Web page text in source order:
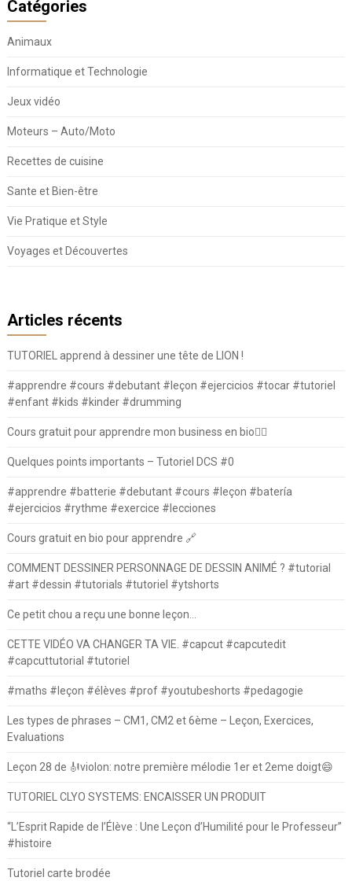
Catégories
Animaux
Informatique et Technologie
Jeux vidéo
Moteurs – Auto/Moto
Recettes de cuisine
Sante et Bien-être
Vie Pratique et Style
Voyages et Découvertes
Articles récents
TUTORIEL apprend à dessiner une tête de LION !
#apprendre #cours #debutant #leçon #ejercicios #tocar #tutoriel
#enfant #kids #kinder #drumming
Cours gratuit pour apprendre mon business en bio⛓️‍💥
Quelques points importants – Tutoriel DCS #0
#apprendre #batterie #debutant #cours #leçon #batería
#ejercicios #rythme #exercice #lecciones
Cours gratuit en bio pour apprendre 🔗
COMMENT DESSINER PERSONNAGE DE DESSIN ANIMÉ ? #tutorial
#art #dessin #tutorials #tutoriel #ytshorts
Ce petit chou a reçu une bonne leçon…
CETTE VIDÉO VA CHANGER TA VIE. #capcut #capcutedit
#capcuttutorial #tutoriel
#maths #leçon #élèves #prof #youtubeshorts #pedagogie
Les types de phrases – CM1, CM2 et 6ème – Leçon, Exercices,
Evaluations
Leçon 28 de 🎻violon: notre première mélodie 1er et 2eme doigt😄
TUTORIEL CLYO SYSTEMS: ENCAISSER UN PRODUIT
“L’Esprit Rapide de l’Élève : Une Leçon d’Humilité pour le Professeur”
#histoire
Tutoriel carte brodée